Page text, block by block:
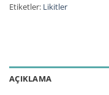
Etiketler: Likitler
AÇIKLAMA